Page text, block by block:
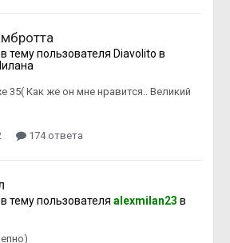
тему пользователя Diavolito в
35( Как же он мне нравится.. Великий
174 ответа
тему пользователя alexmilan23 в